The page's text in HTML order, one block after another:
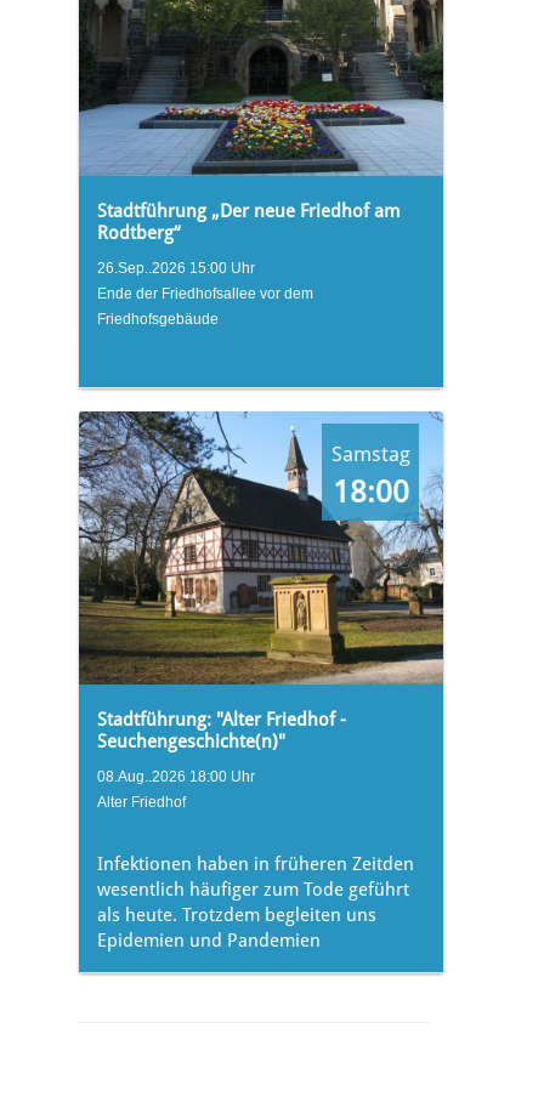
Stadtführung „Der neue Friedhof am
Rodtberg“
26.Sep..2026 15:00 Uhr
Ende der Friedhofsallee vor dem
Friedhofsgebäude
Samstag
18:00
Stadtführung: "Alter Friedhof -
Seuchengeschichte(n)"
08.Aug..2026 18:00 Uhr
Alter Friedhof
Infektionen haben in früheren Zeitden
wesentlich häufiger zum Tode geführt
als heute. Trotzdem begleiten uns
Epidemien und Pandemien